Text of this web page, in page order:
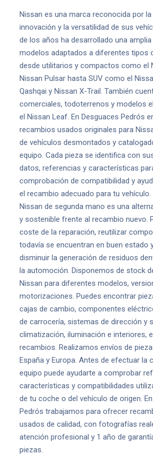
Nissan es una marca reconocida por la
innovación y la versatilidad de sus
de los años ha desarrollado una amplia
modelos adaptados a diferentes tipos
desde utilitarios y compactos como el
Nissan Pulsar hasta SUV como el
Qashqai y Nissan X-Trail. También
comerciales, todoterrenos y modelos
el Nissan Leaf. En Desguaces Pedrós
recambios usados originales para
de vehículos desmontados y
equipo. Cada pieza se identifica con
datos, referencias y características
comprobación de compatibilidad y
el recambio adecuado para tu
Nissan de segunda mano es una
y sostenible frente al recambio nuevo.
coste de la reparación, reutilizar
todavía se encuentran en buen estado
disminuir la generación de residuos
la automoción. Disponemos de stock
Nissan para diferentes modelos,
motorizaciones. Puedes encontrar
cajas de cambio, componentes
de carrocería, sistemas de dirección y
climatización, iluminación e interiores,
recambios. Realizamos envíos de
España y Europa. Antes de efectuar la
equipo puede ayudarte a comprobar
características y compatibilidades
de tu coche o del vehículo de origen.
Pedrós trabajamos para ofrecer
usados de calidad, con fotografías
atención profesional y 1 año de
piezas.